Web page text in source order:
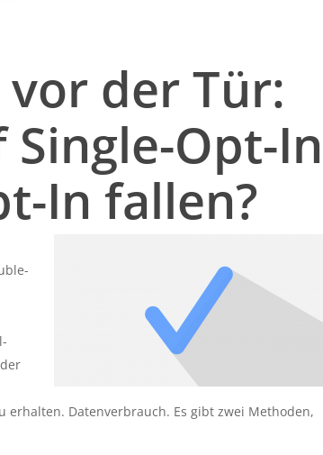
vor der Tür:
Opt-In
In fallen?
erhalten. Datenverbrauch. Es gibt zwei Methoden,